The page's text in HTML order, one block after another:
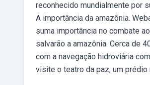
reconhecido mundialmente por
A importância da amazônia.
suma importância no combate
salvarão a amazônia. Cerca de
com a navegação hidroviária
visite o teatro da paz, um